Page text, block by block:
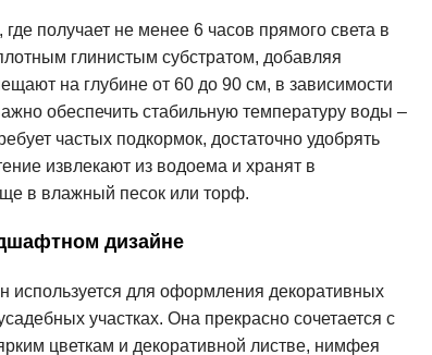
получает не менее 6 часов прямого света в
глинистым субстратом, добавляя
на глубине от 60 до 90 см, в зависимости
обеспечить стабильную температуру воды –
частых подкормок, достаточно удобрять
извлекают из водоема и хранят в
в влажный песок или торф.
дизайне
для оформления декоративных
участках. Она прекрасно сочетается с
цветкам и декоративной листве, нимфея